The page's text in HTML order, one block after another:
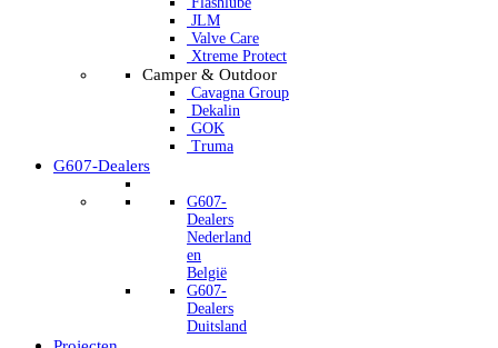
JLM
Valve Care
Xtreme Protect
Camper & Outdoor
Cavagna Group
Dekalin
GOK
Truma
G607-Dealers
G607-
Dealers
Nederland
en
België
G607-
Dealers
Duitsland